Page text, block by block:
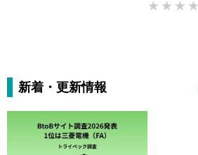
載
新着・更新情報